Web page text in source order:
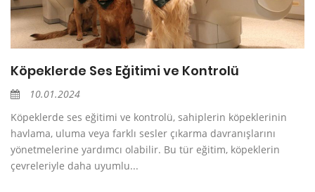
Köpeklerde Ses Eğitimi ve Kontrolü
10.01.2024
Köpeklerde ses eğitimi ve kontrolü, sahiplerin köpeklerinin
havlama, uluma veya farklı sesler çıkarma davranışlarını
yönetmelerine yardımcı olabilir. Bu tür eğitim, köpeklerin
çevreleriyle daha uyumlu...